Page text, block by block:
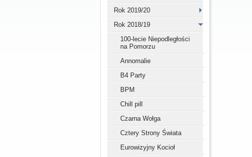
Rok 2019/20
Rok 2018/19
100-lecie Niepodległości
na Pomorzu
Annomalie
B4 Party
BPM
Chill pill
Czarna Wołga
Cztery Strony Świata
Eurowizyjny Kocioł